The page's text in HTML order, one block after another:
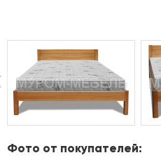
Фото от покупателей: